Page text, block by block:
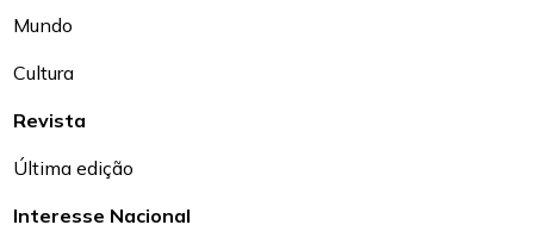
Mundo
Cultura
Revista
Última edição
Interesse Nacional